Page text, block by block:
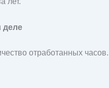
деле
отработанных